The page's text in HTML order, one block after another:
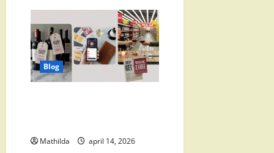
aanbiedingen
bij
Nettorama:
prijzen
&
acties
Blog
Mathilda april 14, 2026